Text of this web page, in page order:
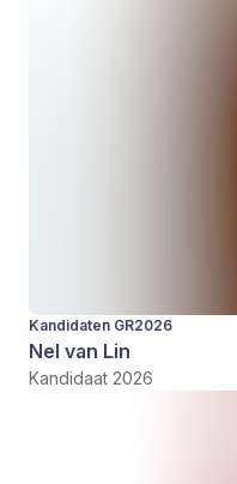
Kandidaten GR2026
Nel van Lin
Kandidaat 2026